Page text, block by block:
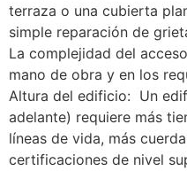
terraza o una cubierta
simple reparación de
La complejidad del
mano de obra y en los
Altura del edificio: Un
adelante) requiere más
líneas de vida, más
certificaciones de nivel